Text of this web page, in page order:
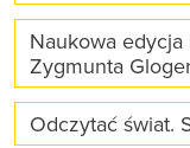
Naukowa
Zygmunta
Odczytać świat.